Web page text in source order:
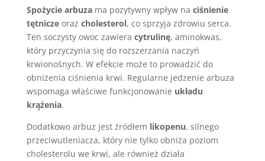
Spożycie arbuzama pozytywny wpływ na ciśnienie
tętniczeoraz cholesterol, co sprzyja zdrowiu serca.
Ten soczysty owoc zawiera cytrulinę, aminokwas,
który przyczynia się do rozszerzania naczyń
krwionośnych. W efekcie może to prowadzić do
obniżenia ciśnienia krwi. Regularne jedzenie arbuza
wspomaga właściwe funkcjonowanie układu
krążenia.
Dodatkowo arbuz jest źródłem likopenu, silnego
przeciwutleniacza, który nie tylko obniża poziom
cholesterolu we krwi, ale również działa